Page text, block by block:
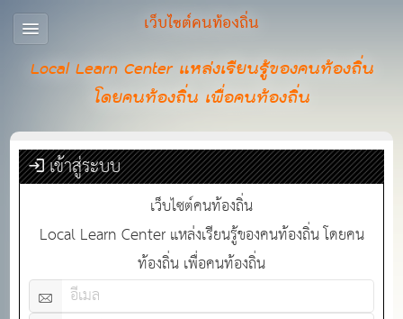
เว็บไซต์คนท้องถิ่น
Local Learn Center แหล่งเรียนรู้ของคนท้องถิ่น
โดยคนท้องถิ่น เพื่อคนท้องถิ่น
เข้าสู่ระบบ
เว็บไซต์คนท้องถิ่น
Local Learn Center แหล่งเรียนรู้ของคนท้องถิ่น โดยคน
ท้องถิ่น เพื่อคนท้องถิ่น